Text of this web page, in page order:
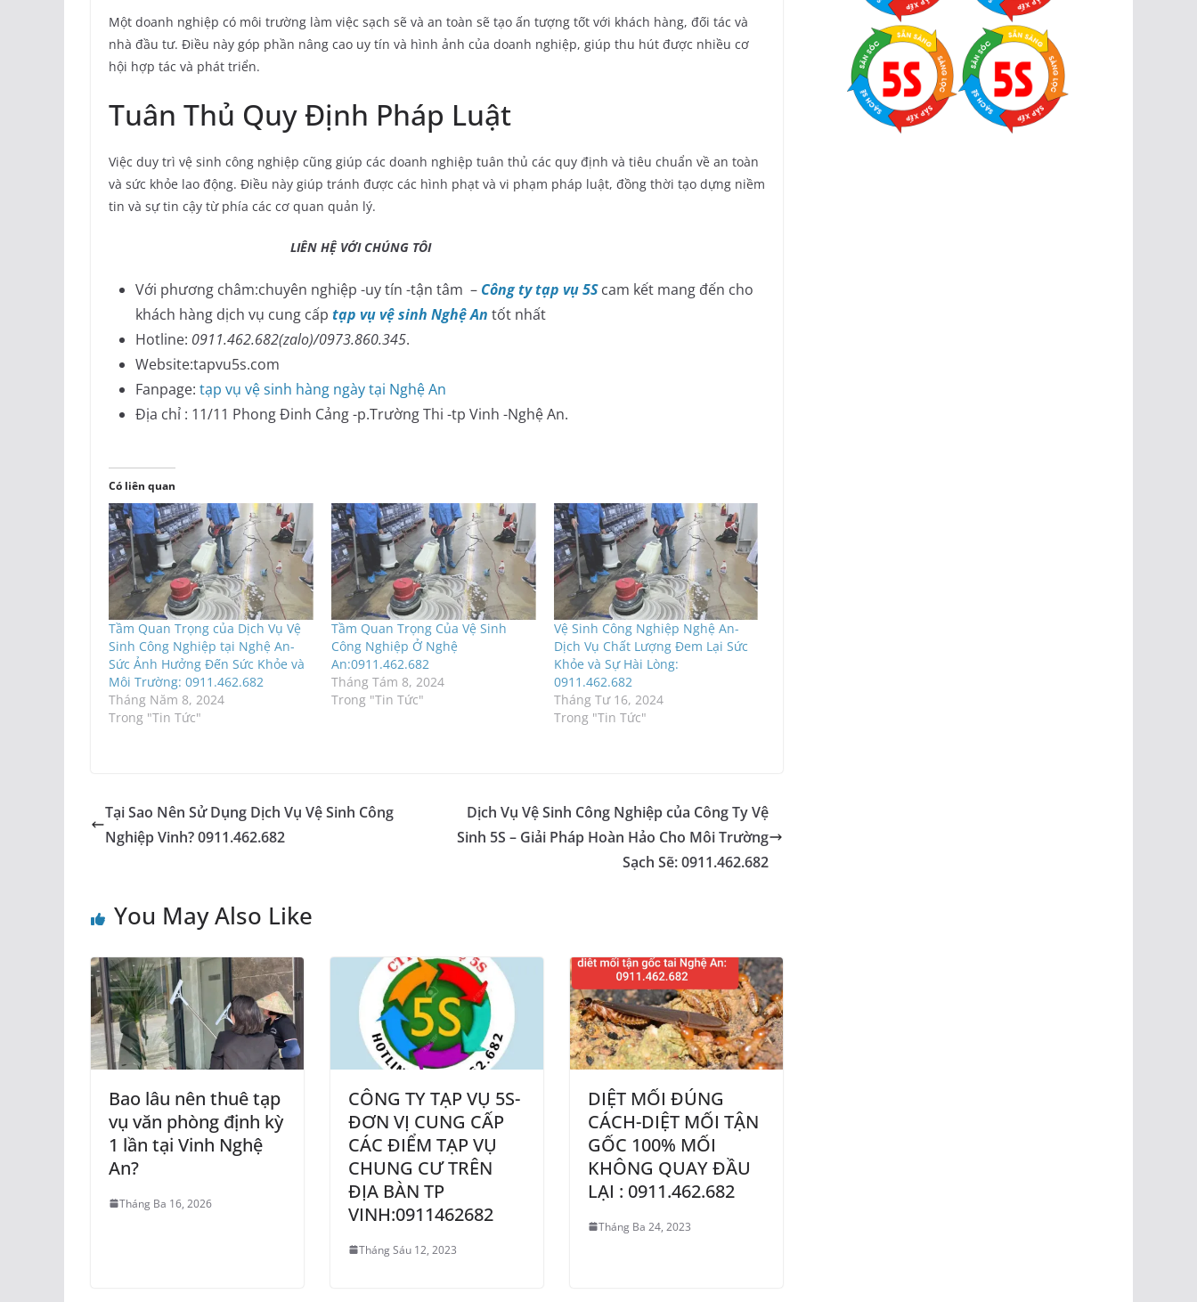
Một doanh nghiệp có môi trường làm việc sạch sẽ và an toàn sẽ tạo ấn tượng tốt với khách hàng, đối tác và
nhà đầu tư. Điều này góp phần nâng cao uy tín và hình ảnh của doanh nghiệp, giúp thu hút được nhiều cơ
hội hợp tác và phát triển.
Tuân Thủ Quy Định Pháp Luật
Việc duy trì vệ sinh công nghiệp cũng giúp các doanh nghiệp tuân thủ các quy định và tiêu chuẩn về an toàn
và sức khỏe lao động. Điều này giúp tránh được các hình phạt và vi phạm pháp luật, đồng thời tạo dựng niềm
tin và sự tin cậy từ phía các cơ quan quản lý.
LIÊN HỆ VỚI CHÚNG TÔI
Với phương châm:chuyên nghiệp -uy tín -tận tâm – Công ty tạp vụ 5Scam kết mang đến cho
khách hàng dịch vụ cung cấp tạp vụ vệ sinh Nghệ An tốt nhất
Hotline: 0911.462.682(zalo)/0973.860.345.
Website:tapvu5s.com
Fanpage: tạp vụ vệ sinh hàng ngày tại Nghệ An
Địa chỉ : 11/11 Phong Đinh Cảng -p.Trường Thi -tp Vinh -Nghệ An.
Có liên quan
Tầm Quan Trọng của Dịch Vụ Vệ
Sinh Công Nghiệp tại Nghệ An-
Sức Ảnh Hưởng Đến Sức Khỏe và
Môi Trường: 0911.462.682
Tháng Năm 8, 2024
Trong "Tin Tức"
Tầm Quan Trọng Của Vệ Sinh
Công Nghiệp Ở Nghệ
An:0911.462.682
Tháng Tám 8, 2024
Trong "Tin Tức"
Vệ Sinh Công Nghiệp Nghệ An-
Dịch Vụ Chất Lượng Đem Lại Sức
Khỏe và Sự Hài Lòng:
0911.462.682
Tháng Tư 16, 2024
Trong "Tin Tức"
Tại Sao Nên Sử Dụng Dịch Vụ Vệ Sinh Công
Nghiệp Vinh? 0911.462.682
Dịch Vụ Vệ Sinh Công Nghiệp của Công Ty Vệ
Sinh 5S – Giải Pháp Hoàn Hảo Cho Môi Trường
Sạch Sẽ: 0911.462.682
You May Also Like
Bao lâu nên thuê tạp
vụ văn phòng định kỳ
1 lần tại Vinh Nghệ
An?
Tháng Ba 16, 2026
CÔNG TY TẠP VỤ 5S-
ĐƠN VỊ CUNG CẤP
CÁC ĐIỂM TẠP VỤ
CHUNG CƯ TRÊN
ĐỊA BÀN TP
VINH:0911462682
Tháng Sáu 12, 2023
DIỆT MỐI ĐÚNG
CÁCH-DIỆT MỐI TẬN
GỐC 100% MỐI
KHÔNG QUAY ĐẦU
LẠI : 0911.462.682
Tháng Ba 24, 2023